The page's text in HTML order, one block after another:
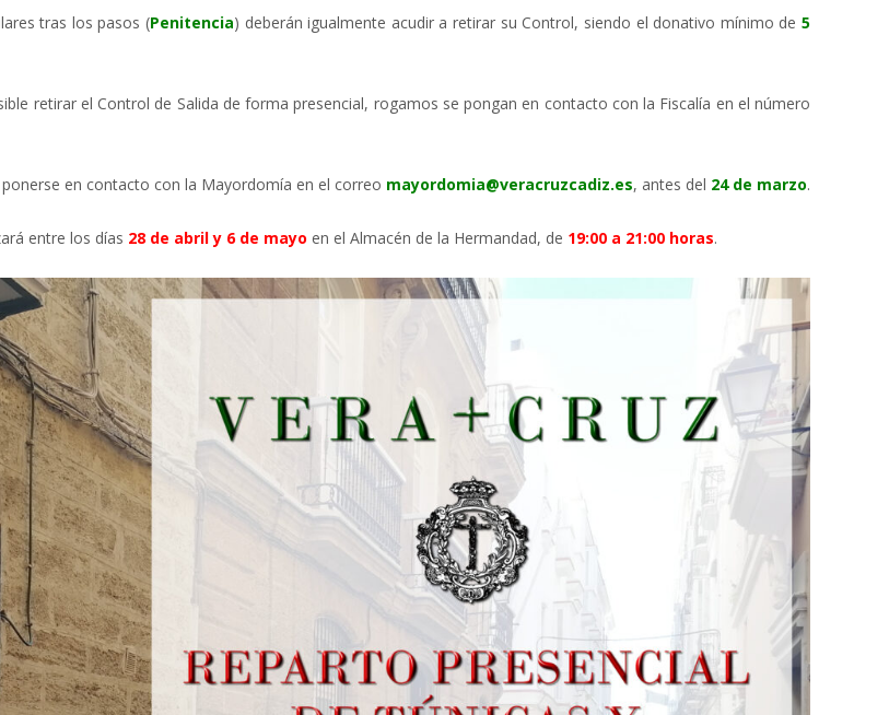
tras los pasos (Penitencia) deberán igualmente acudir a retirar su Control, siendo el donativo mínimo de 5
retirar el Control de Salida de forma presencial, rogamos se pongan en contacto con la Fiscalía en el número
en contacto con la Mayordomía en el correo mayordomia@veracruzcadiz.es, antes del 24 de marzo.
entre los días 28 de abril y 6 de mayo en el Almacén de la Hermandad, de 19:00 a 21:00 horas.